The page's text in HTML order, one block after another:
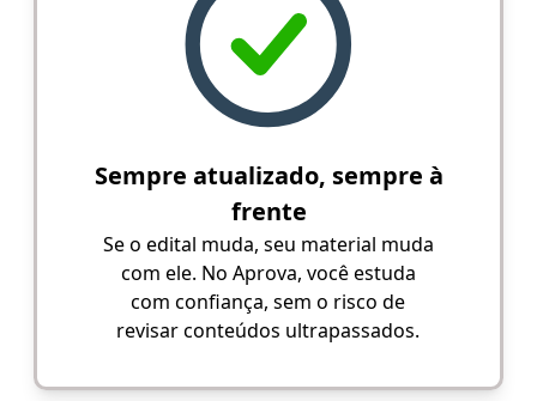
Sempre atualizado, sempre à
frente
Se o edital muda, seu material muda
com ele. No Aprova, você estuda
com confiança, sem o risco de
revisar conteúdos ultrapassados.